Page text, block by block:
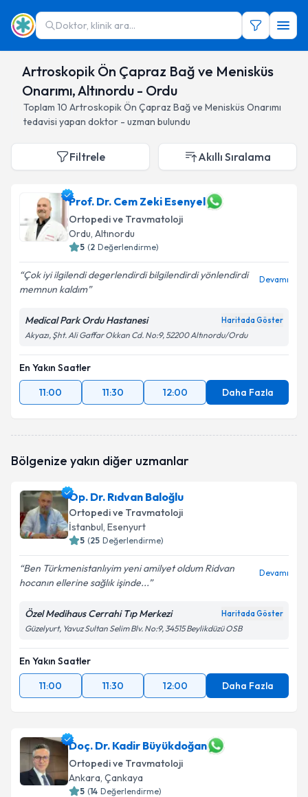
Doktor, klinik ara...
Artroskopik Ön Çapraz Bağ ve Menisküs
Onarımı, Altınordu - Ordu
Toplam 10 Artroskopik Ön Çapraz Bağ ve Menisküs Onarımı
tedavisi yapan doktor - uzman bulundu
Filtrele Akıllı Sıralama
Prof. Dr. Cem Zeki Esenyel
Ortopedi ve Travmatoloji
Ordu, Altınordu
5 (2 Değerlendirme)
Çok iyi ilgilendi degerlendirdi bilgilendirdi yönlendirdi
memnun kaldım
Devamı
Medical Park Ordu Hastanesi Haritada Göster
Akyazı, Şht. Ali Gaffar Okkan Cd. No:9, 52200 Altınordu/Ordu
En Yakın Saatler
11:00
11:30 12:00 Daha Fazla
Bölgenize yakın diğer uzmanlar
Op. Dr. Rıdvan Baloğlu
Ortopedi ve Travmatoloji
İstanbul, Esenyurt
5 (25 Değerlendirme)
Ben Türkmenistanlıyim yeni amilyet oldum Ridvan
hocanın ellerine sağlık işinde...
Devamı
Özel Medihaus Cerrahi Tıp Merkezi Haritada Göster
Güzelyurt, Yavuz Sultan Selim Blv. No:9, 34515 Beylikdüzü OSB
En Yakın Saatler
11:00
11:30 12:00 Daha Fazla
Doç. Dr. Kadir Büyükdoğan
Ortopedi ve Travmatoloji
Ankara, Çankaya
5 (14 Değerlendirme)